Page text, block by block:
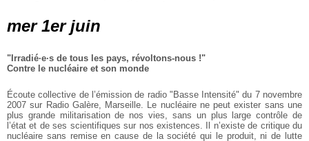
mer 1er juin
"Irradié·e·s de tous les pays, révoltons-nous !"
Contre le nucléaire et son monde
Écoute collective de l’émission de radio "Basse Intensité" du 7 novembre
2007 sur Radio Galère, Marseille. Le nucléaire ne peut exister sans une
plus grande militarisation de nos vies, sans un plus large contrôle de
l’état et de ses scientifiques sur nos existences. Il n’existe de critique du
nucléaire sans remise en cause de la société qui le produit, ni de lutte